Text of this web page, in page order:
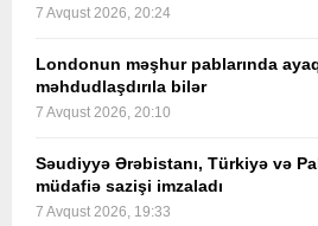
7 Avqust 2026, 20:24
Londonun məşhur pablarında
məhdudlaşdırıla bilər
7 Avqust 2026, 20:10
Səudiyyə Ərəbistanı, Türkiyə və
müdafiə sazişi imzaladı
7 Avqust 2026, 19:33